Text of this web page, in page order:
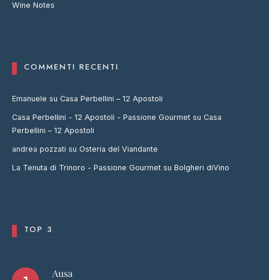
Wine Notes
COMMENTI RECENTI
Emanuele su Casa Perbellini – 12 Apostoli
Casa Perbellini - 12 Apostoli - Passione Gourmet su Casa
Perbellini – 12 Apostoli
andrea pozzati su Osteria del Viandante
La Tenuta di Trinoro - Passione Gourmet su Bolgheri diVino
TOP 3
Ausa